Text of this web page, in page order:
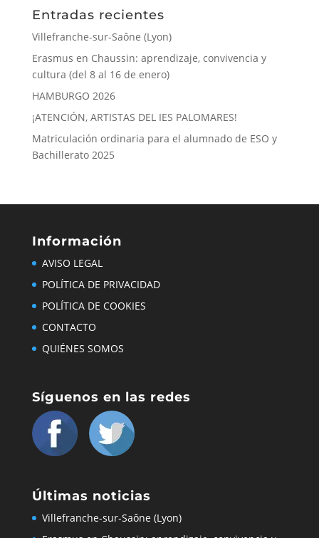
AVISO LEGAL
CONTACTO
QUIÉNES SOMOS
Síguenos en las redes
Últimas noticias
Villefranche-sur-Saône (Lyon)
Erasmus en Chaussin: aprendizaje, convivencia y
cultura (del 8 al 16 de enero)
HAMBURGO 2026
¡ATENCIÓN, ARTISTAS DEL IES PALOMARES!